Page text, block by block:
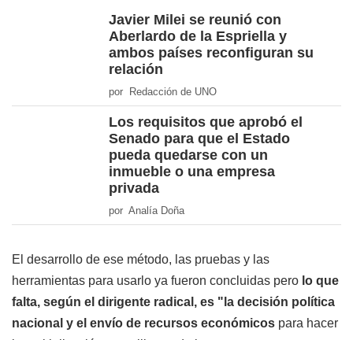
Javier Milei se reunió con
Aberlardo de la Espriella y
ambos países reconfiguran su
relación
por Redacción de UNO
Los requisitos que aprobó el
Senado para que el Estado
pueda quedarse con un
inmueble o una empresa
privada
por Analía Doña
El desarrollo de ese método, las pruebas y las
herramientas para usarlo ya fueron concluidas pero lo que
falta, según el dirigente radical, es "la decisión política
nacional y el envío de recursos económicos para hacer